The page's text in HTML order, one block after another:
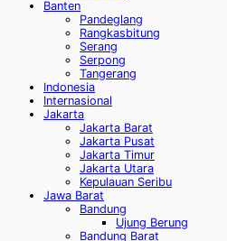
Banten
Pandeglang
Rangkasbitung
Serang
Serpong
Tangerang
Indonesia
Internasional
Jakarta
Jakarta Barat
Jakarta Pusat
Jakarta Timur
Jakarta Utara
Kepulauan Seribu
Jawa Barat
Bandung
Ujung Berung
Bandung Barat